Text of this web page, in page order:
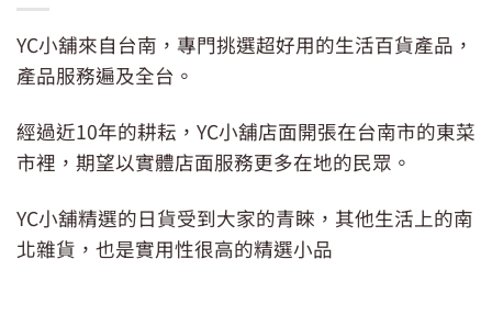
YC小舖來自台南，專門挑選超好用的生活百貨產品，
產品服務遍及全台。
經過近10年的耕耘，YC小舖店面開張在台南市的東菜
市裡，期望以實體店面服務更多在地的民眾。
YC小舖精選的日貨受到大家的青睞，其他生活上的南
北雜貨，也是實用性很高的精選小品